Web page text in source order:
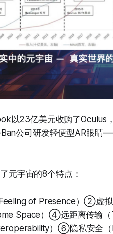
以23亿美元收购了Oculus
公司研发轻便型AR眼睛
元宇宙的8个特点：
of Presence）②虚拟
Space）④远距离传输（
）⑥隐私安全（